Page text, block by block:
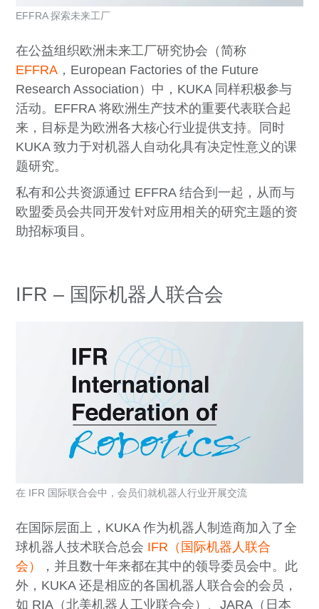
在公益组织欧洲未来工厂研究协会（简称
EFFRA ，European Factories of the Future
Research Association）中，KUKA 同样积极参与
活动。EFFRA 将欧洲生产技术的重要代表联合起
来，目标是为欧洲各大核心行业提供支持。同时
KUKA 致力于对机器人自动化具有决定性意义的课
题研究。
私有和公共资源通过 EFFRA 结合到一起，从而与
欧盟委员会共同开发针对应用相关的研究主题的资
助招标项目。
EFFRA 探索未来工厂
IFR – 国际机器人联合会
在国际层面上，KUKA 作为机器人制造商加入了全
球机器人技术联合总会 IFR（国际机器人联合
会）
，并且数十年来都在其中的领导委员会中。此
外，KUKA 还是相应的各国机器人联合会的会员，
如 RIA（北美机器人工业联合会）、JARA（日本
在 IFR 国际联合会中，会员们就机器人行业开展交流